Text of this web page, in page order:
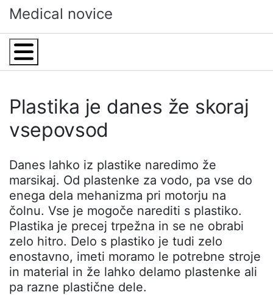
Skip
to
content
Medical novice
Menu
Plastika je danes že skoraj
vsepovsod
Danes lahko iz plastike naredimo že
marsikaj. Od plastenke za vodo, pa vse do
enega dela mehanizma pri motorju na
čolnu. Vse je mogoče narediti s plastiko.
Plastika je precej trpežna in se ne obrabi
zelo hitro. Delo s plastiko je tudi zelo
enostavno, imeti moramo le potrebne stroje
in material in že lahko delamo plastenke ali
pa razne plastične dele.